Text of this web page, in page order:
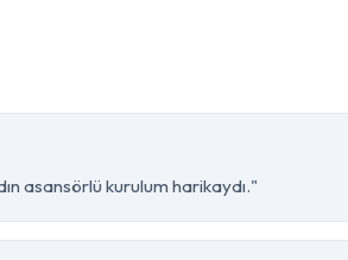
asansörlü kurulum harikaydı."